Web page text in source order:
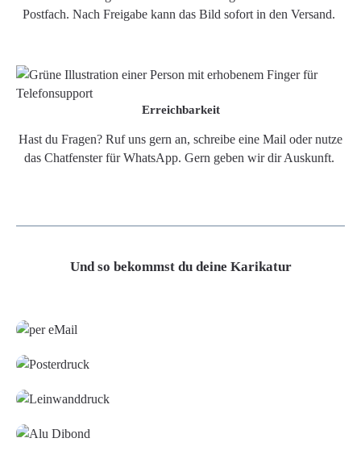
Postfach. Nach Freigabe kann das Bild sofort in den Versand.
Erreichbarkeit
Hast du Fragen? Ruf uns gern an, schreibe eine Mail oder nutze
das Chatfenster für WhatsApp. Gern geben wir dir Auskunft.
Und so bekommst du deine Karikatur